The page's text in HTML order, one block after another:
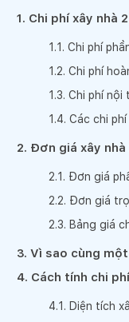
khách hàng một sản
1. Chi phí xây nhà
1 .1 . Chi phí
1 .2. Chi phí
1 .3. Chi phí nội
1 .4. Các chi
2. Đơn giá xây
2.1 . Đơn giá
2.2. Đơn giá
2.3. Bảng giá
3. Vì sao cùng
4. Cách tính chi
4.1 . Diện tích